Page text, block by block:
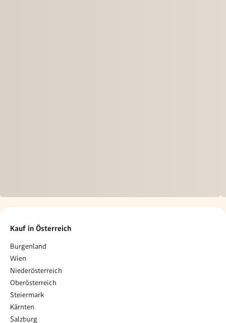
Kauf in Österreich
Burgenland
Wien
Niederösterreich
Oberösterreich
Steiermark
Kärnten
Salzburg